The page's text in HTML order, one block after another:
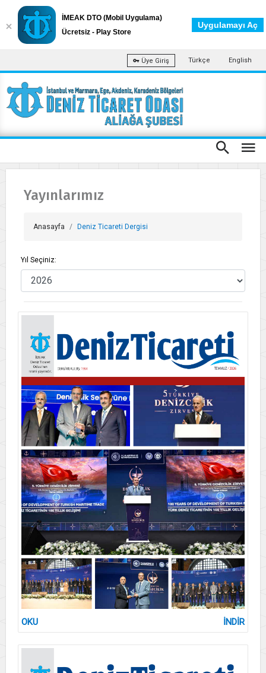
Üye Giriş Türkçe English
Yayınlarımız
Anasayfa Deniz Ticareti Dergisi
Yıl Seçiniz:
OKU İNDİR
İMEAK DTO (Mobil Uygulama)
Ücretsiz - Play Store
Uygulamayı Aç